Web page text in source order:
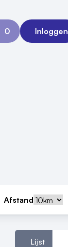
0
Aanvraag 0
Inloggen
Afstand
Lijst